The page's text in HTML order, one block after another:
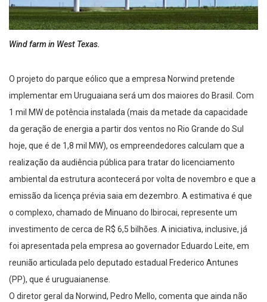
Wind farm in West Texas.
O projeto do parque eólico que a empresa Norwind pretende
implementar em Uruguaiana será um dos maiores do Brasil. Com
1 mil MW de potência instalada (mais da metade da capacidade
da geração de energia a partir dos ventos no Rio Grande do Sul
hoje, que é de 1,8 mil MW), os empreendedores calculam que a
realização da audiência pública para tratar do licenciamento
ambiental da estrutura acontecerá por volta de novembro e que a
emissão da licença prévia saia em dezembro. A estimativa é que
o complexo, chamado de Minuano do Ibirocai, represente um
investimento de cerca de R$ 6,5 bilhões. A iniciativa, inclusive, já
foi apresentada pela empresa ao governador Eduardo Leite, em
reunião articulada pelo deputado estadual Frederico Antunes
(PP), que é uruguaianense.
O diretor geral da Norwind, Pedro Mello, comenta que ainda não